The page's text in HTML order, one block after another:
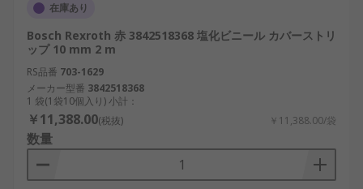
在庫あり
Bosch Rexroth 赤 3842518368 塩化ビニール カバーストリ
ップ 10 mm 2 m
RS品番 703-1629
メーカー型番 3842518368
1 袋(1袋10個入り) 小計：
￥11,388.00(税抜) ￥11,388.00/袋
数量